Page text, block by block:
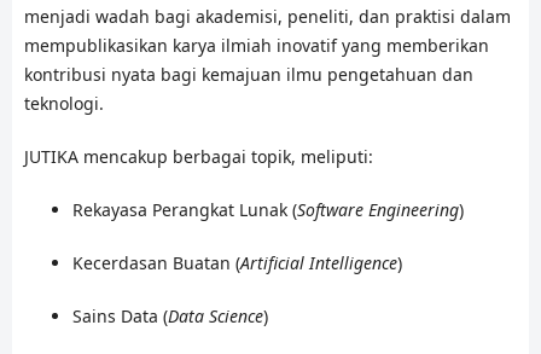
menjadi wadah bagi akademisi, peneliti, dan praktisi dalam
mempublikasikan karya ilmiah inovatif yang memberikan
kontribusi nyata bagi kemajuan ilmu pengetahuan dan
teknologi.
JUTIKA mencakup berbagai topik, meliputi:
Rekayasa Perangkat Lunak (Software Engineering)
Kecerdasan Buatan (Artificial Intelligence)
Sains Data (Data Science)